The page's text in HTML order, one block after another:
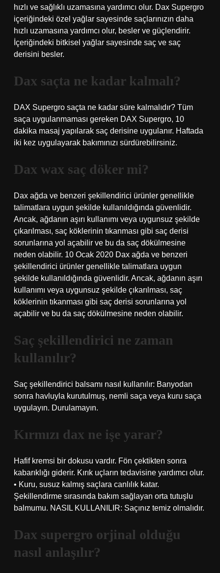
hızlı ve sağlıklı uzamasına yardımcı olur. Dax Supergro
içeriğindeki özel yağlar sayesinde saçlarınızın daha
hızlı uzamasına yardımcı olur, besler ve güçlendirir.
İçeriğindeki bitkisel yağlar sayesinde saç ve saç
derisini besler.
Dax saçta ne kadar kalmalı?
DAX Supergro saçta ne kadar süre kalmalıdır? Tüm
saça uygulanmaması gereken DAX Supergro, 10
dakika masaj yapılarak saç derisine uygulanır. Haftada
iki kez uygulayarak bakımınızı sürdürebilirsiniz.
Dax wax saç döker mi?
Dax ağda ve benzeri şekillendirici ürünler genellikle
talimatlara uygun şekilde kullanıldığında güvenlidir.
Ancak, ağdanın aşırı kullanımı veya uygunsuz şekilde
çıkarılması, saç köklerinin tıkanması gibi saç derisi
sorunlarına yol açabilir ve bu da saç dökülmesine
neden olabilir. 10 Ocak 2020 Dax ağda ve benzeri
şekillendirici ürünler genellikle talimatlara uygun
şekilde kullanıldığında güvenlidir. Ancak, ağdanın aşırı
kullanımı veya uygunsuz şekilde çıkarılması, saç
köklerinin tıkanması gibi saç derisi sorunlarına yol
açabilir ve bu da saç dökülmesine neden olabilir.
Saç şekillendirici ne zaman
kullanılır?
Saç şekillendirici balsamı nasıl kullanılır: Banyodan
sonra havluyla kurutulmuş, nemli saça veya kuru saça
uygulayın. Durulamayın.
Kırmızı dax ne işe yarar?
Hafif kremsi bir dokusu vardır. Fön çektikten sonra
kabarıklığı giderir. Kırık uçların tedavisine yardımcı olur.
• Kuru, susuz kalmış saçlara canlılık katar.
Şekillendirme sırasında bakım sağlayan orta tutuşlu
balmumu. NASIL KULLANILIR: Saçınız temiz olmalıdır.
Dax supergro orjinal olduğu
nasıl anlaşılır?